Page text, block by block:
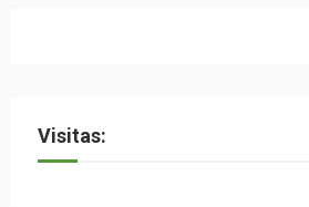
Visitas: